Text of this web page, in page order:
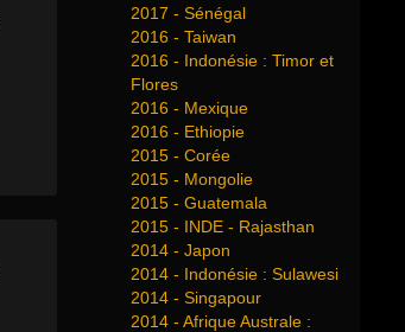
2017 - Sénégal
2016 - Taiwan
2016 - Indonésie : Timor et
Flores
2016 - Mexique
2016 - Ethiopie
2015 - Corée
2015 - Mongolie
2015 - Guatemala
2015 - INDE - Rajasthan
2014 - Japon
2014 - Indonésie : Sulawesi
2014 - Singapour
2014 - Afrique Australe :